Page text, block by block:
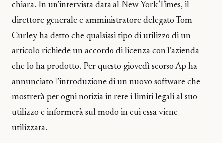
chiara. In un’intervista data al New York Times, il
direttore generale e amministratore delegato Tom
Curley ha detto che qualsiasi tipo di utilizzo di un
articolo richiede un accordo di licenza con l’azienda
che lo ha prodotto. Per questo giovedì scorso Ap ha
annunciato l’introduzione di un nuovo software che
mostrerà per ogni notizia in rete i limiti legali al suo
utilizzo e informerà sul modo in cui essa viene
utilizzata.